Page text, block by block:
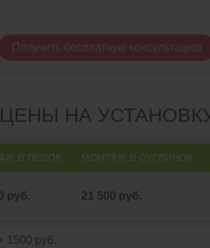
Получить бесплатную консультацию
ЦЕНЫ НА
В ПЕСОК МОНТАЖ В СУГЛИНОК
руб. 21 500 руб.
1500 руб.